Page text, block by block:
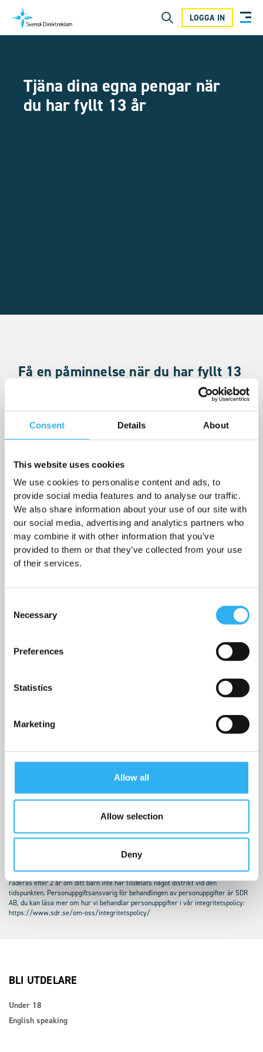
Consent Details About
This website uses cookies
We use cookies to personalise content and ads, to
provide social media features and to analyse our traffic.
We also share information about your use of our site with
our social media, advertising and analytics partners who
may combine it with other information that you’ve
provided to them or that they’ve collected from your use
of their services.
Selection
Necessary
Preferences
Statistics
Marketing
Allow all
Allow selection
Deny
LOGGA IN
Tjäna dina egna pengar när
du har fyllt 13 år
Få en påminnelse när du har fyllt 13
Vi har många som skickar ansökningar till oss varje dag.
Det innebär ibland att det är många som står på kö för att
få ett ledigt distrikt. Vi vill påminna dig om att söka jobb
distriktet du vill ha. På grund av personuppgiftslagen så
därför är det viktigt att någon av dina föräldrar fyller i sin
e-post adress här för att få en påminnelse.
E-Mail:
Födelsedag på din son/dotter:
ansökningsformuläret under 2 år
SKICKA
I samband med registreringen av din e-postadress behöver vi ditt samtycke för att
postadress, det postnummer du anger och ditt barns födelsedatum i syfte att
har angett. Informationen kommer inte lämnas ut till tredje part och kommer att
raderas efter 2 år om ditt barn inte har tilldelats något distrikt vid den
tidspunkten. Personuppgiftsansvarig för behandlingen av personuppgifter är SDR
AB, du kan läsa mer om hur vi behandlar personuppgifter i vår integritetspolicy:
https://www.sdr.se/om-oss/integritetspolicy/
BLI UTDELARE
Under 18
English speaking